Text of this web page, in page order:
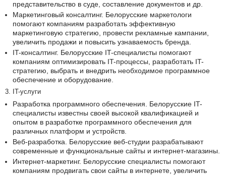
представительство в суде, составление документов и др.
Маркетинговый консалтинг. Белорусские маркетологи
помогают компаниям разработать эффективную
маркетинговую стратегию, провести рекламные кампании,
увеличить продажи и повысить узнаваемость бренда.
IT-консалтинг. Белорусские IT-специалисты помогают
компаниям оптимизировать IT-процессы, разработать IT-
стратегию, выбрать и внедрить необходимое программное
обеспечение и оборудование.
3. IT-услуги
Разработка программного обеспечения. Белорусские IT-
специалисты известны своей высокой квалификацией и
опытом в разработке программного обеспечения для
различных платформ и устройств.
Веб-разработка. Белорусские веб-студии разрабатывают
современные и функциональные сайты и интернет-магазины.
Интернет-маркетинг. Белорусские специалисты помогают
компаниям продвигать свои сайты в интернете, увеличить